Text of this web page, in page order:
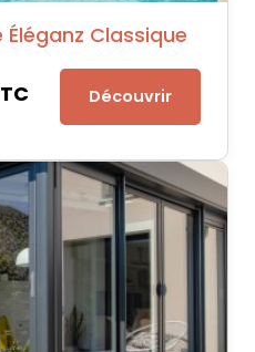
Classique
Découvrir